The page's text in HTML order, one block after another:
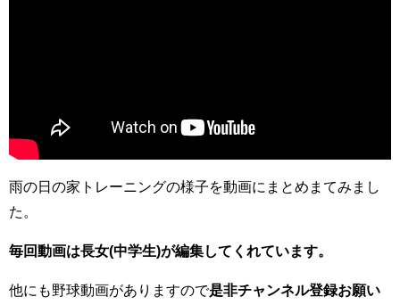
雨の日の家トレーニングの様子を動画にまとめまてみまし
た。
毎回動画は長女(中学生)が編集してくれています。
他にも野球動画がありますので是非チャンネル登録お願い